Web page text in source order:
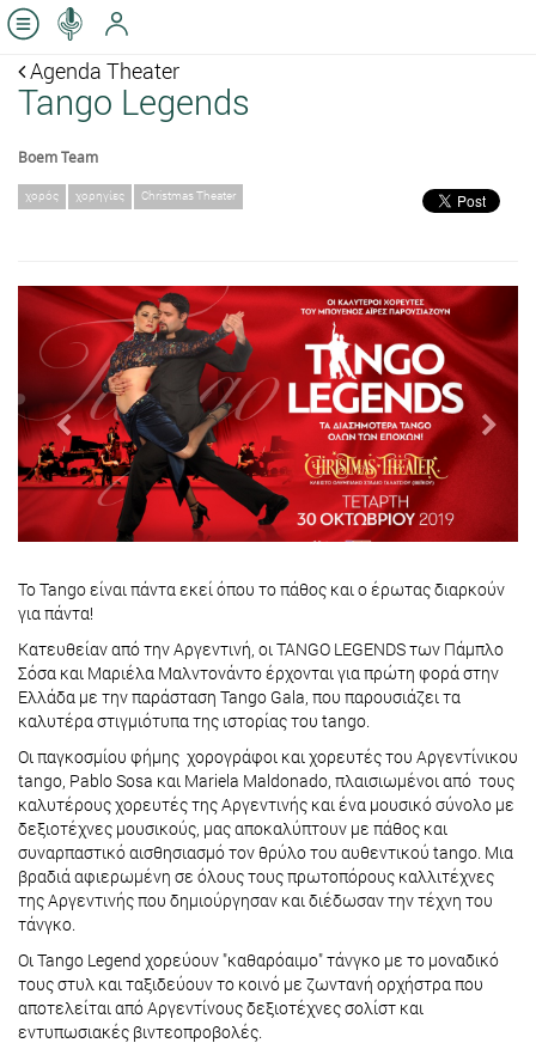
Agenda Theater
Tango Legends
Boem Team
χορός χορηγίες Christmas Theater
Previous Next
Το Tango είναι πάντα εκεί όπου το πάθος και ο έρωτας διαρκούν
για πάντα!
Κατευθείαν από την Αργεντινή, οι TANGO LEGENDS των Πάμπλο
Σόσα και Μαριέλα Μαλντονάντο έρχονται για πρώτη φορά στην
Ελλάδα με την παράσταση Tango Gala, που παρουσιάζει τα
καλυτέρα στιγμιότυπα της ιστορίας του tango.
Οι παγκοσμίου φήμης χορογράφοι και χορευτές του Αργεντίνικου
tango, Pablo Sosa και Mariela Maldonado, πλαισιωμένοι από τους
καλυτέρους χορευτές της Αργεντινής και ένα μουσικό σύνολο με
δεξιοτέχνες μουσικούς, μας αποκαλύπτουν με πάθος και
συναρπαστικό αισθησιασμό τον θρύλο του αυθεντικού tango. Μια
βραδιά αφιερωμένη σε όλους τους πρωτοπόρους καλλιτέχνες
της Αργεντινής που δημιούργησαν και διέδωσαν την τέχνη του
τάνγκο.
Οι Tango Legend χορεύουν "καθαρόαιμο" τάνγκο με το μοναδικό
τους στυλ και ταξιδεύουν το κοινό με ζωντανή ορχήστρα που
αποτελείται από Αργεντίνους δεξιοτέχνες σολίστ και
εντυπωσιακές βιντεοπροβολές.